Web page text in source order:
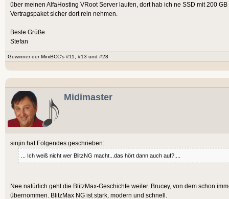
über meinen AlfaHosting VRoot Server laufen, dort hab ich ne SSD mit 200
Vertragspaket sicher dort rein nehmen.
Beste Grüße
Stefan
Gewinner der MiniBCC's #11, #13 und #28
Midimaster
sinjin hat Folgendes geschrieben:
... Ich weiß nicht wer BlitzNG macht...das hört dann auch auf?....
Nee natürlich geht die BlitzMax-Geschichte weiter. Brucey, von dem schon
übernommen. BlitzMax NG ist stark, modern und schnell.